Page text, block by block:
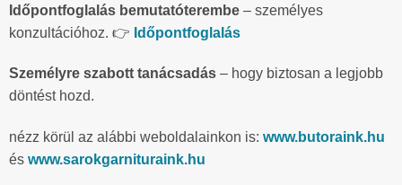
Időpontfoglalás bemutatóterembe – személyes
konzultációhoz. 👉 Időpontfoglalás
Személyre szabott tanácsadás – hogy biztosan a legjobb
döntést hozd.
nézz körül az alábbi weboldalainkon is: www.butoraink.hu
és www.sarokgarnituraink.hu